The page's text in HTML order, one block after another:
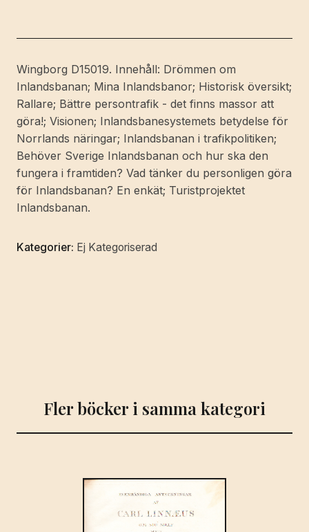
framtiden?
text
av]
Kjell
Andersson,
Erik
Beckman,
Christina
Falkengård,
Jan
[Utg.
Wingborg D15019. Innehåll: Drömmen om
Inlandsbanan; Mina Inlandsbanor; Historisk översikt;
Rallare; Bättre persontrafik - det finns massor att
göra!; Visionen; Inlandsbanesystemets betydelse för
Norrlands näringar; Inlandsbanan i trafikpolitiken;
Behöver Sverige Inlandsbanan och hur ska den
fungera i framtiden? Vad tänker du personligen göra
för Inlandsbanan? En enkät; Turistprojektet
Inlandsbanan.
Kategorier: Ej Kategoriserad
Fler böcker i samma kategori